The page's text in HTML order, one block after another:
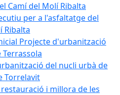
Camí del Molí Ribalta
per a l'asfaltatge del
Ribalta
Projecte d'urbanització
del nucli urbà de
Torrelavit
i millora de les